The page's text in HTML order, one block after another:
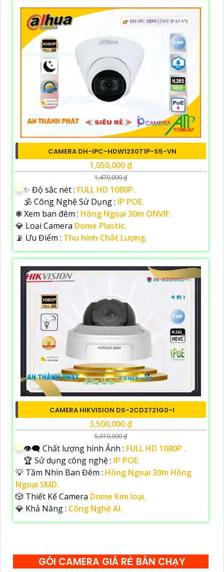
CAMERA DH-IPC-HDW1230T1P-S5-VN
1,050,000 ₫
1,470,000 ₫
✨ Độ sắc nét : FULL HD 1080P .
🕉️ Công Nghệ Sử Dụng : IP POE.
❃ Xem ban đêm : Hồng Ngoại 30m ONVIF.
💎 Loại Camera Dome Plastic.
️📡 Ưu Điểm : Thu hình Chất Lượng.
CAMERA HIKVISION DS-2CD2721G0-I
3,500,000 ₫
5,010,000 ₫
👁️‍🗨 Chất lượng hình Ảnh : FULL HD 1080P .
🏆 Sử dụng công nghệ : IP POE.
💡 Tầm Nhìn Ban Đêm : Hồng Ngoại 30m Hồng
Ngoại SMD.
🎲 Thiết Kế Camera Dome Kim loại.
️💎 Khả Năng : Công Nghệ AI.
GÓI CAMERA GIÁ RẺ BÁN CHẠY